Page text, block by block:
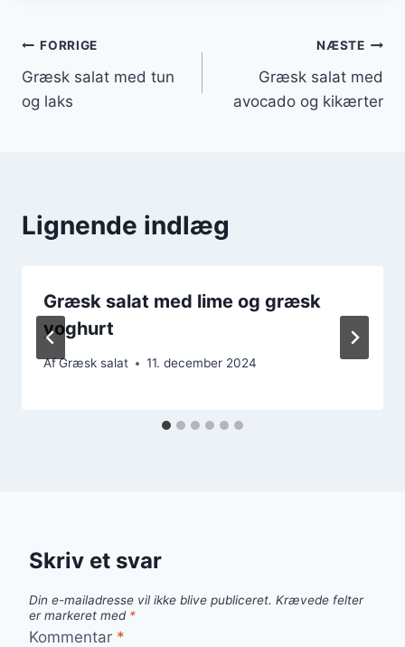
Indlægsnavigation
FORRIGE
Græsk salat med tun
og laks
NÆSTE
Græsk salat med
avocado og kikærter
Lignende indlæg
Græsk salat med lime og græsk
yoghurt
AfGræsk salat 11. december 2024
Skriv et svar
Din e-mailadresse vil ikke blive publiceret. Krævede felter
er markeret med *
Kommentar *